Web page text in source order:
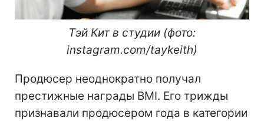
Тэй Кит в студии (фото:
instagram.com/taykeith)
Продюсер неоднократно получал
престижные награды BMI. Его трижды
признавали продюсером года в категории